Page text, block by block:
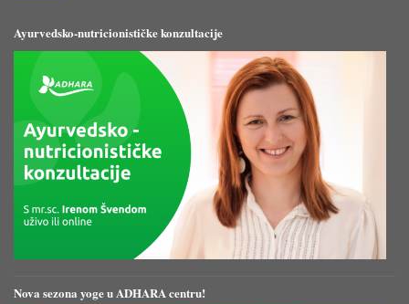
Ayurvedsko-nutricionističke konzultacije
Nova sezona yoge u ADHARA centru!